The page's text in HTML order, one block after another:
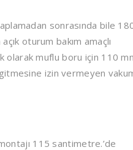
sonrasında bile
oturum bakım amaçlı
olarak muflu boru için 110
izin vermeyen
115 santimetre.’de